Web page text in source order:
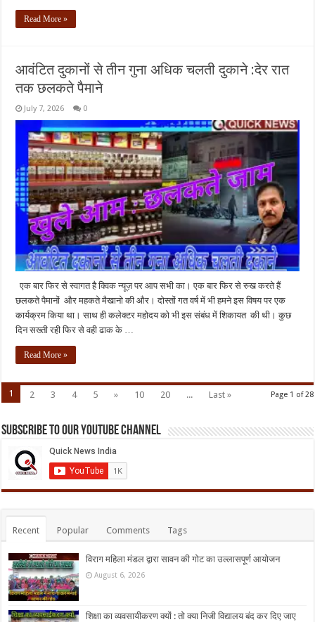
Read More »
आवंटित दुकानों से तीन गुना अधिक चलती दुकाने :देर रात
तक छलकते पैमाने
July 7, 2026 0
एक बार फिर से स्वागत है क्विक न्यूज़ पर आप सभी का। एक बार फिर से रुख करते हैं
छलकते पैमानों और महकते मैखानो की और। दोस्तों गत वर्ष में भी हमने इस विषय पर एक
कार्यक्रम किया था। साथ ही कलेक्टर महोदय को भी इस संबंध में शिकायत की थी। कुछ
दिन सख्ती रही फिर से वही ढाक के …
Read More »
Page 1 of 28
1 2 3 4 5 » 10 20 ... Last »
Subscribe to our Youtube Channel
Recent Popular Comments Tags
विराग महिला मंडल द्वारा सावन की गोट का उल्लासपूर्ण आयोजन
August 6, 2026
शिक्षा का व्यवसायीकरण क्यों : तो क्या निजी विद्यालय बंद कर दिए जाए